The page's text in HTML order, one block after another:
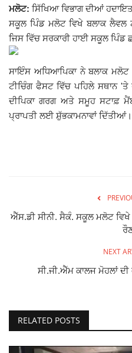
Privacy Policy
Malout News
History of Malout
Giddarbaha
Sri Muktsar Sahib News
Contact Us
ਮਲੋਟ: ਸਿੱਖਿਆ ਵਿਭਾਗ ਦੀਆਂ
ਸਕੂਲ ਪਿੰਡ ਮਲੋਟ ਵਿਖੇ ਬਲਾਕ ਲੈਵਲ
ਜਿਸ ਵਿੱਚ ਸਰਕਾਰੀ ਹਾਈ ਸਕੂਲ ਪਿੰਡ
ਸਾਇੰਸ ਅਧਿਆਪਿਕਾ ਨੇ ਬਲਾਕ
ਟੀਚਿੰਗ ਫੈਸਟ ਵਿੱਚ ਪਹਿਲੇ ਸਥਾਨ
ਦੀਪਿਕਾ ਗਰਗ ਅਤੇ ਸਮੂਹ ਸਟਾਫ਼
ਪ੍ਰਾਪਤੀ ਲਈ ਸ਼ੁੱਭਕਾਮਨਾਵਾਂ ਦਿੱਤੀਆਂ।
ਐੱਸ.ਡੀ ਸੀਨੀ. ਸੈਕੰ. ਸਕੂਲ ਮਲੋਟ
NEXT
ਸੀ.ਜੀ.ਐੱਮ ਕਾਲਜ ਮੋਹਲਾਂ
RELATED POSTS